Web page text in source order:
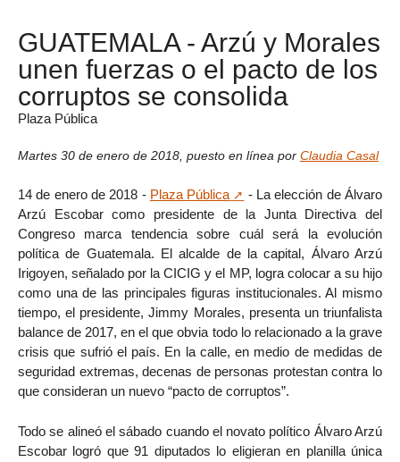
GUATEMALA - Arzú y Morales
unen fuerzas o el pacto de los
corruptos se consolida
Plaza Pública
Martes 30 de enero de 2018 puesto en línea por Claudia Casal
14 de enero de 2018 - Plaza Pública
- La elección de Álvaro
Arzú Escobar como presidente de la Junta Directiva del
Congreso marca tendencia sobre cuál será la evolución
política de Guatemala. El alcalde de la capital, Álvaro Arzú
Irigoyen, señalado por la CICIG y el MP, logra colocar a su hijo
como una de las principales figuras institucionales. Al mismo
tiempo, el presidente, Jimmy Morales, presenta un triunfalista
balance de 2017, en el que obvia todo lo relacionado a la grave
crisis que sufrió el país. En la calle, en medio de medidas de
seguridad extremas, decenas de personas protestan contra lo
que consideran un nuevo “pacto de corruptos”.
Todo se alineó el sábado cuando el novato político Álvaro Arzú
Escobar logró que 91 diputados lo eligieran en planilla única